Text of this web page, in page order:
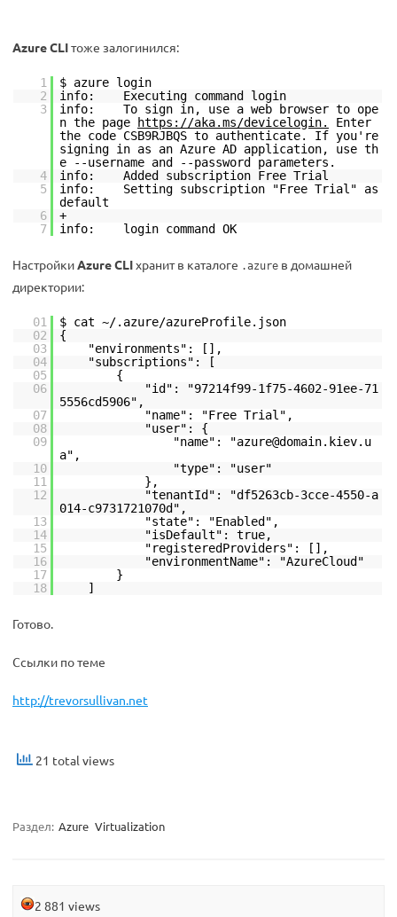
Azure CLIтоже залогинился:
1
$ azure login
2
info: Executing command login
3
info: To sign in, use a web browser to ope
n the page https://aka.ms/devicelogin.
Enter
the code CSB9RJBQS to authenticate. If you're
signing in as an Azure AD application, use th
e --username and --password parameters.
4
info: Added subscription Free Trial
5
info: Setting subscription "Free Trial" as
default
6
+
7
info: login command OK
Настройки Azure CLIхранит в каталоге .azure в домашней
директории:
01
$ cat ~/.azure/azureProfile.json
02
{
03
"environments": [],
04
"subscriptions": [
05
{
06
"id": "97214f99-1f75-4602-91ee-71
5556cd5906",
07
"name": "Free Trial",
08
"user": {
09
"name": "azure@domain.kiev.u
a",
10
"type": "user"
11
},
12
"tenantId": "df5263cb-3cce-4550-a
014-c9731721070d",
13
"state": "Enabled",
14
"isDefault": true,
15
"registeredProviders": [],
16
"environmentName": "AzureCloud"
17
}
18
]
Готово.
Ссылки по теме
http://trevorsullivan.net
21 total views
Раздел: Azure Virtualization
2 881 views